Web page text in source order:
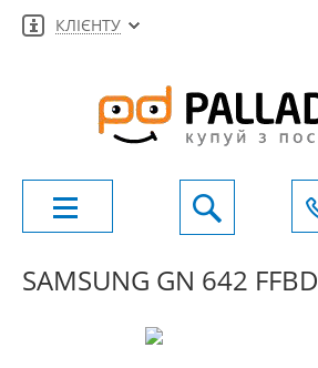
КЛІЄНТУ
SAMSUNG GN 642 FFBD